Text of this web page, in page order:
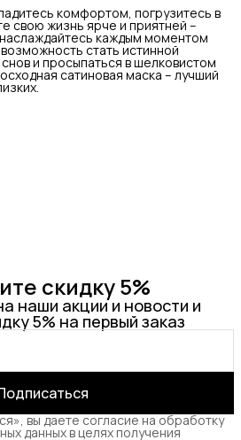
комфортом, погрузитесь в
свою жизнь ярче и приятней –
каждым моментом
стать истинной
и просыпаться в шелковистом
сатиновая маска – лучший
скидку 5%
наши акции и новости и
5% на первый заказ
вы даете согласие на обработку
данных в целях получения